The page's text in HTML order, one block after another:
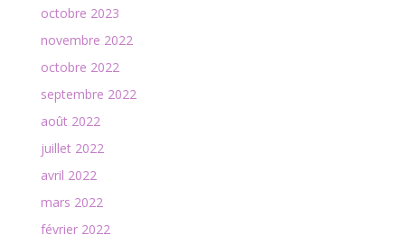
octobre 2023
novembre 2022
octobre 2022
septembre 2022
août 2022
juillet 2022
avril 2022
mars 2022
février 2022